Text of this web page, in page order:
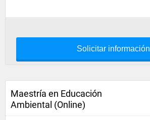
Solicitar información
Maestría en Educación
Ambiental (Online)